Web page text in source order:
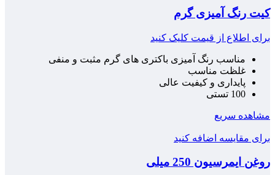
کیت رنگ آمیزی گرم
برای اطلاع از قیمت کلیک کنید
مناسب رنگ آمیزی باکتری های گرم مثبت و منفی
غلظت مناسب
پایداری و کیفیت عالی
100 تستی
مشاهده سریع
برای مقایسه اضافه کنید
روغن ایمرسیون 250 میلی